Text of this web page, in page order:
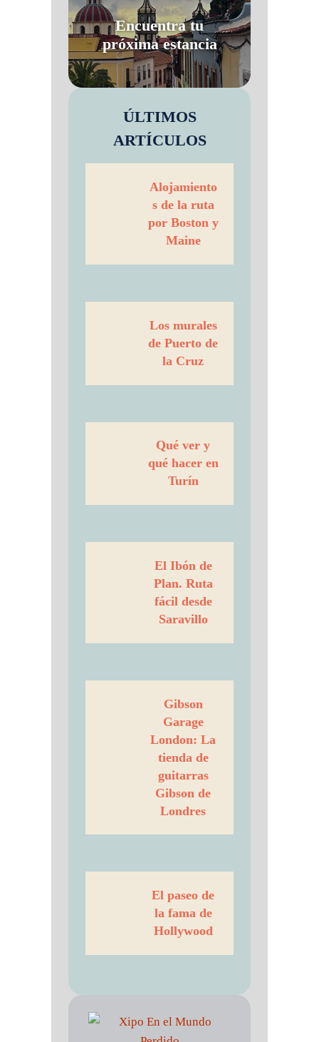
Encuentra tu
próxima estancia
ÚLTIMOS
ARTÍCULOS
Alojamiento
s de la ruta
por Boston y
Maine
Los murales
de Puerto de
la Cruz
Qué ver y
qué hacer en
Turín
El Ibón de
Plan. Ruta
fácil desde
Saravillo
Gibson
Garage
London: La
tienda de
guitarras
Gibson de
Londres
El paseo de
la fama de
Hollywood